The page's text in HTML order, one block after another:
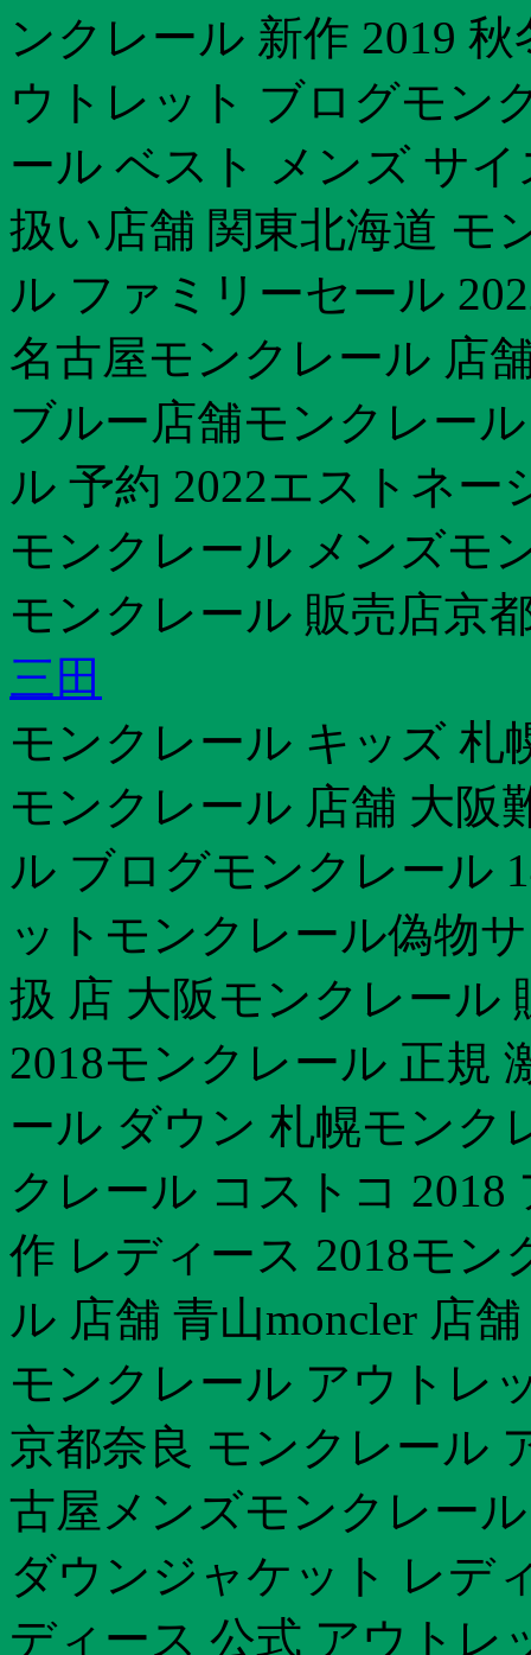
ンクレール 新作 2019
ウトレット ブログモン
ール ベスト メンズ サ
扱い店舗 関東北海道 モ
ル ファミリーセール
名古屋モンクレール 店
ブルー店舗モンクレー
ル 予約 2022エストネー
モンクレール メンズモ
モンクレール 販売店京
三田
モンクレール キッズ 札
モンクレール 店舗 大阪
ル ブログモンクレール
ットモンクレール偽物
扱 店 大阪モンクレール
2018モンクレール 正規
ール ダウン 札幌モンク
クレール コストコ
作 レディース 2018モン
ル 店舗 青山moncler 店
モンクレール アウトレ
京都奈良 モンクレール
古屋メンズモンクレー
ダウンジャケット レデ
ディース 公式 アウトレ